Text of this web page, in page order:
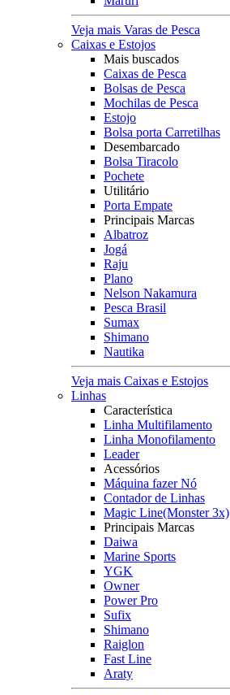
Veja mais Varas de Pesca
Caixas e Estojos
Mais buscados
Caixas de Pesca
Bolsas de Pesca
Mochilas de Pesca
Estojo
Bolsa porta Carretilhas
Desembarcado
Bolsa Tiracolo
Pochete
Utilitário
Porta Empate
Principais Marcas
Albatroz
Jogá
Raju
Plano
Nelson Nakamura
Pesca Brasil
Sumax
Shimano
Nautika
Veja mais Caixas e Estojos
Linhas
Característica
Linha Multifilamento
Linha Monofilamento
Leader
Acessórios
Máquina fazer Nó
Contador de Linhas
Magic Line(Monster 3x)
Principais Marcas
Daiwa
Marine Sports
YGK
Owner
Power Pro
Sufix
Shimano
Raiglon
Fast Line
Araty